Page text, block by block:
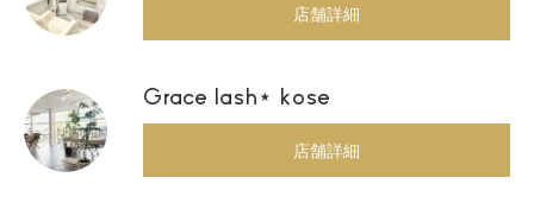
店舗詳細
Grace lash⋆ kose
店舗詳細